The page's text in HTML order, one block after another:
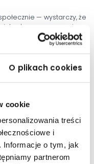
O plikach cookies
cookie
treści
i
Informacje o tym, jak
partnerom
— wystarczy, że
głos ma znaczenie.